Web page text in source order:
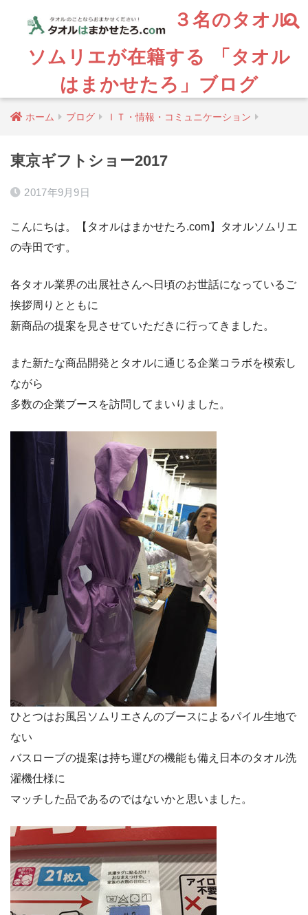
３名のタオル
ソムリエが在籍する 「タオル
はまかせたろ」ブログ
ホーム ブログ ＩＴ・情報・コミュニケーション
東京ギフトショー2017
2017年9月9日
こんにちは。【タオルはまかせたろ.com】タオルソムリエ
の寺田です。
各タオル業界の出展社さんへ日頃のお世話になっているご
挨拶周りとともに
新商品の提案を見させていただきに行ってきました。
また新たな商品開発とタオルに通じる企業コラボを模索し
ながら
多数の企業ブースを訪問してまいりました。
ひとつはお風呂ソムリエさんのブースによるパイル生地で
ない
バスローブの提案は持ち運びの機能も備え日本のタオル洗
濯機仕様に
マッチした品であるのではないかと思いました。